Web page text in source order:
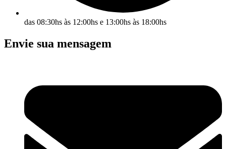
das 08:30hs às 12:00hs e 13:00hs às 18:00hs
Envie sua mensagem